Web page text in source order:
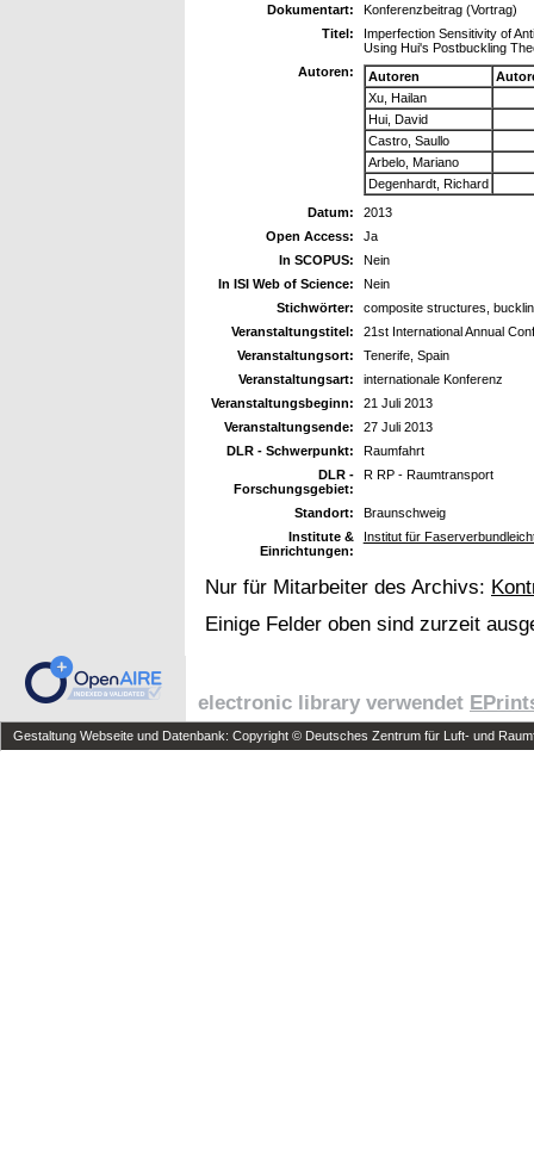
Dokumentart:
Konferenzbeitrag (Vortrag)
Titel:
Imperfection Sensitivity of
Using Hui's Postbuckling
Autoren:
Autoren
Xu, Hailan
Hui, David
Castro, Saullo
Arbelo, Mariano
Degenhardt, Richard
Datum:
2013
Open Access:
Ja
In SCOPUS:
Nein
In ISI Web of Science:
Nein
Stichwörter:
composite structures,
Veranstaltungstitel:
21st International Annual
Veranstaltungsort:
Tenerife, Spain
Veranstaltungsart:
internationale Konferenz
Veranstaltungsbeginn:
21 Juli 2013
Veranstaltungsende:
27 Juli 2013
DLR - Schwerpunkt:
Raumfahrt
DLR -
Forschungsgebiet:
R RP - Raumtransport
Standort:
Braunschweig
Institute &
Einrichtungen:
Institut für
Nur für Mitarbeiter des Archivs:
Einige Felder oben sind zurzeit
electronic library verwendet
Gestaltung Webseite und Datenbank: Copyright © Deutsches Zentrum für Luft- und